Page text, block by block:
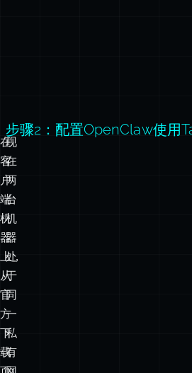
在
客
户
端
机
器
上，
从
官
方
现
在
两
台
机
器
于
同
一
步骤2：配置OpenClaw使用